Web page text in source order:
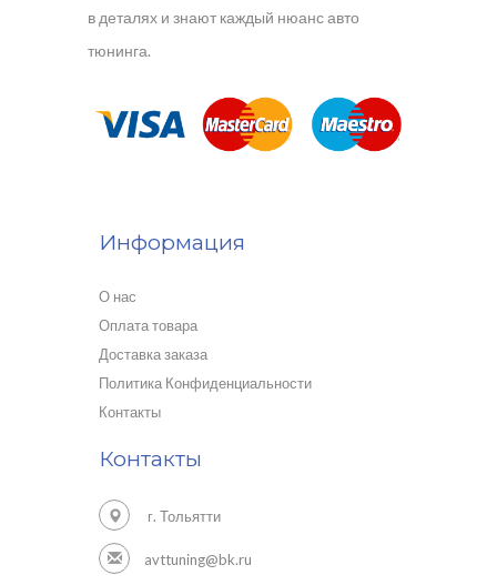
в деталях и знают каждый нюанс авто
тюнинга.
Информация
О нас
Оплата товара
Доставка заказа
Политика Конфиденциальности
Контакты
Контакты
г. Тольятти
avttuning@bk.ru